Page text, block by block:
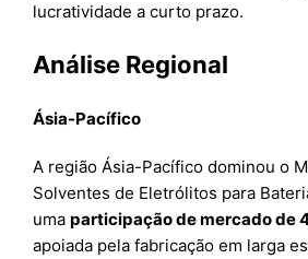
lucratividade a curto prazo.
Análise Regional
Ásia-Pacífico
A região Ásia-Pacífico dominou o
Solventes de Eletrólitos para
uma participação de mercado de
apoiada pela fabricação em larga